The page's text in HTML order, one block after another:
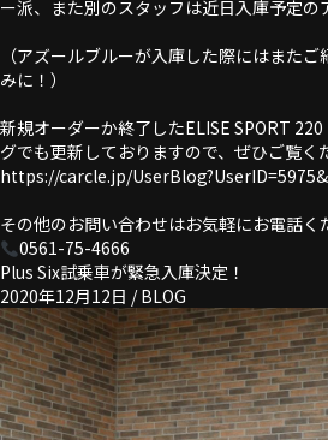
ー派、また別のスタッフは近日入庫予定の
（アズールブルーが入庫した際にはまた
みに！）
新規オーダーか終了したELISE SPORT
グでも更新しておりますので、ぜひご覧く
https://carcle.jp/
その他のお問い合わせはお気軽にお電話く
0561-75-4666
Plus Six試乗車が緊急入庫決定！
2020年12月12日 /BLOG